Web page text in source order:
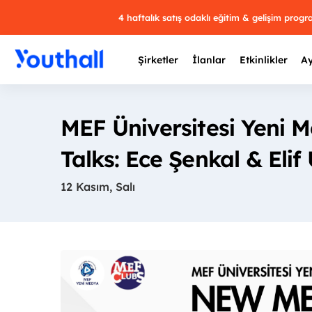
4 haftalık satış odaklı eğitim & gelişim
Şirketler İlanlar Etkinlikler
MEF Üniversitesi Yeni
Talks: Ece Şenkal & Elif
12 Kasım, Salı